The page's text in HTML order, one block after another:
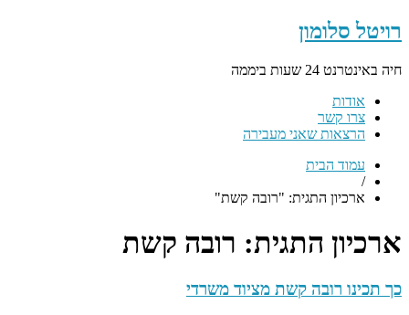
רויטל סלומון
חיה באינטרנט 24 שעות ביממה
אודות
צרו קשר
הרצאות שאני מעבירה
עמוד הבית
/
ארכיון התגית: "רובה קשת"
ארכיון התגית: רובה קשת
כך תכינו רובה קשת מציוד משרדי